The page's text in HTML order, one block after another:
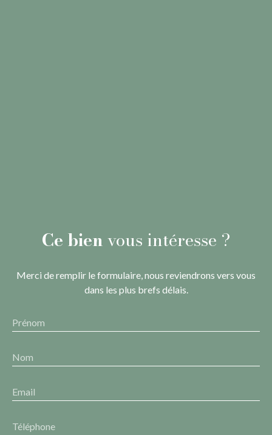
Ce bienvous intéresse ?
Merci de remplir le formulaire, nous reviendrons vers vous
dans les plus brefs délais.
Prénom
Nom
Email
Téléphone